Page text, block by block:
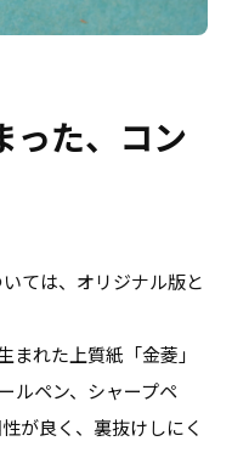
った、コン
ては、オリジナル版と
まれた上質紙「金菱」
ルペン、シャープペ
が良く、裏抜けしにく